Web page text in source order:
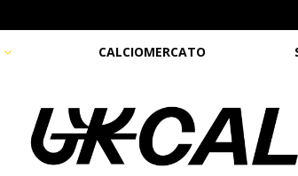
CALCIOMERCATO